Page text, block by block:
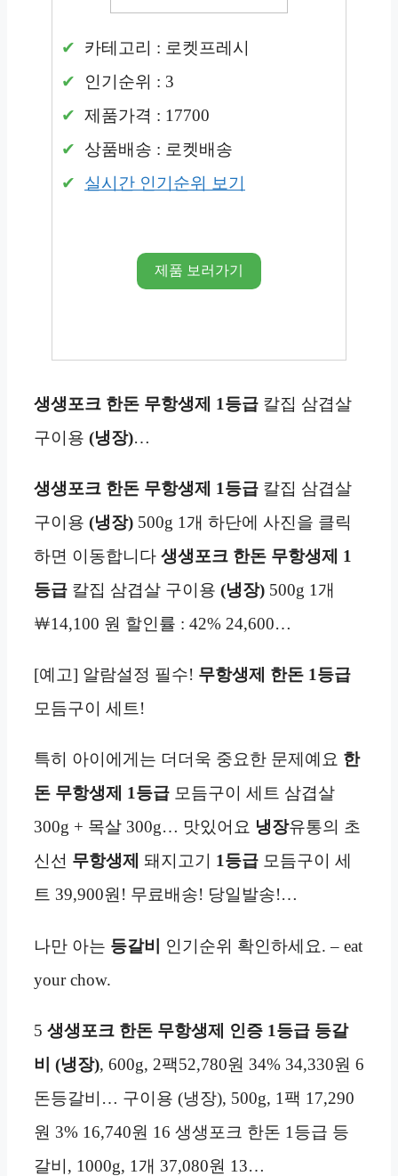
카테고리 : 로켓프레시
인기순위 : 3
제품가격 : 17700
상품배송 : 로켓배송
실시간 인기순위 보기
제품 보러가기
생생포크 한돈 무항생제 1등급 칼집 삼겹살
구이용 (냉장)…
생생포크 한돈 무항생제 1등급 칼집 삼겹살
구이용 (냉장) 500g 1개 하단에 사진을 클릭
하면 이동합니다 생생포크 한돈 무항생제
1
등급 칼집 삼겹살 구이용 (냉장) 500g 1개
￦14,100 원 할인률 : 42% 24,600…
[예고] 알람설정 필수! 무항생제 한돈 1등급
모듬구이 세트!
특히 아이에게는 더더욱 중요한 문제예요 한
돈 무항생제
1등급 모듬구이 세트 삼겹살
300g + 목살 300g… 맛있어요 냉장유통의 초
신선 무항생제 돼지고기 1등급 모듬구이 세
트 39,900원! 무료배송! 당일발송!…
나만 아는 등갈비
인기순위 확인하세요. – eat
your chow.
5 생생포크 한돈 무항생제 인증 1등급 등갈
비 (냉장), 600g, 2팩52,780원 34% 34,330원 6
돈등갈비… 구이용 (냉장), 500g, 1팩 17,290
원 3% 16,740원 16 생생포크 한돈 1등급 등
갈비, 1000g, 1개 37,080원 13…